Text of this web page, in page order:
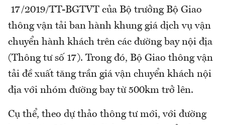
17/2019/TT-BGTVT của Bộ trưởng Bộ Giao
thông vận tải ban hành khung giá dịch vụ vận
chuyển hành khách trên các đường bay nội địa
(Thông tư số 17). Trong đó, Bộ Giao thông vận
tải đề xuất tăng trần giá vận chuyển khách nội
địa với nhóm đường bay từ 500km trở lên.
Cụ thể, theo dự thảo thông tư mới, với đường